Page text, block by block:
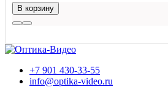
В корзину
+7 901 430-33-55
info@optika-video.ru